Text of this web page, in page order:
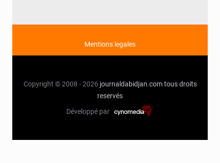
Mentions legales
Copyright © 2008 - 2026 journaldabidjan.com tous droits
reservés
Développé par